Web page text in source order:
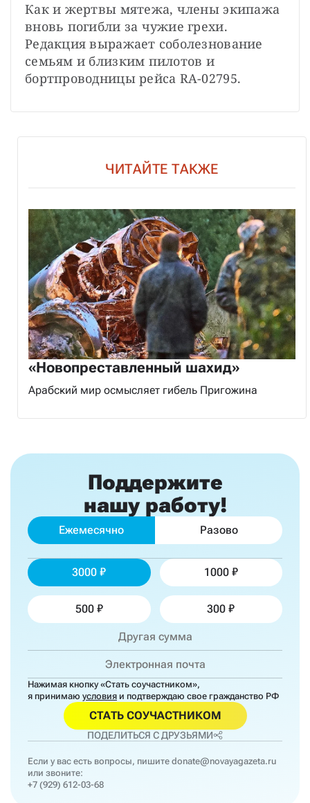
Как и жертвы мятежа, члены экипажа
вновь погибли за чужие грехи.
Редакция выражает соболезнование
семьям и близким пилотов и
бортпроводницы рейса RA-02795.
ЧИТАЙТЕ ТАКЖЕ
«Новопреставленный шахид»
Арабский мир осмысляет гибель Пригожина
Поддержите
нашу работу!
Ежемесячно Разово
3000 1000
500 300
Нажимая кнопку «Стать соучастником»,
я принимаю условия и подтверждаю свое гражданство РФ
СТАТЬ СОУЧАСТНИКОМ
ПОДЕЛИТЬСЯ С ДРУЗЬЯМИ
Если у вас есть вопросы, пишите donate@novayagazeta.ru
или звоните:
+7 (929) 612-03-68